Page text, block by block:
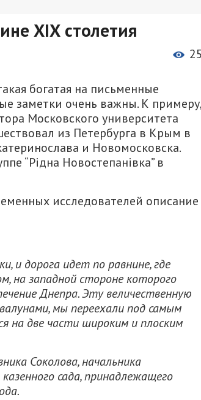
ХІХ столетия
богатая на письменные
заметки очень важны. К примеру,
Московского университета
из Петербурга в Крым в
и Новомосковска.
“Рідна Новостепанівка” в
исследователей описание
и дорога идет по равнине, где
на западной стороне которого
Днепра. Эту величественную
мы переехали под самым
на две части широким и плоским
Соколова, начальника
сада, принадлежащего